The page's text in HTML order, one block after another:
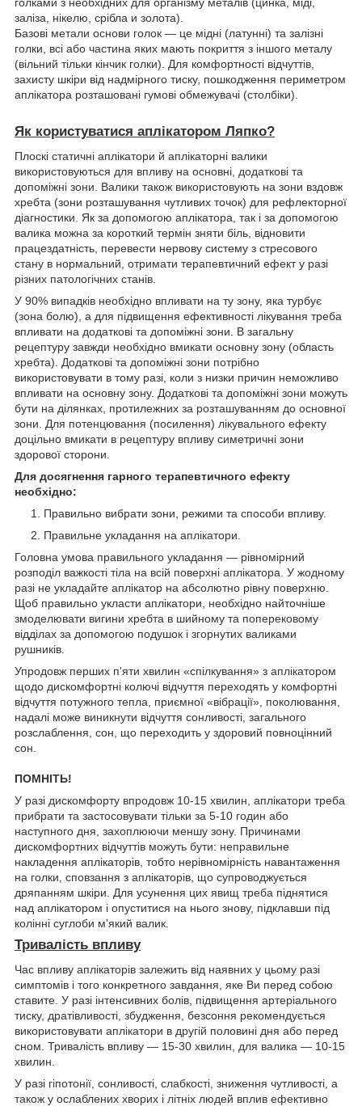
заліза, нікелю, срібла и золота).
Базові метали основи голок — це мідні (латунні) та залізні
голки, всі або частина яких мають покриття з іншого металу
(вільний тільки кінчик голки). Для комфортності відчуттів,
захисту шкіри від надмірного тиску, пошкодження периметром
аплікатора розташовані гумові обмежувачі (столбіки).
Як користуватися аплікатором Ляпко?
Плоскі статичні аплікатори й аплікаторні валики
використовуються для впливу на основні, додаткові та
допоміжні зони. Валики також використовують на зони вздовж
хребта (зони розташування чутливих точок) для рефлекторної
діагностики. Як за допомогою аплікатора, так і за допомогою
валика можна за короткий термін зняти біль, відновити
працездатність, перевести нервову систему з стресового
стану в нормальний, отримати терапевтичний ефект у разі
різних патологічних станів.
У 90% випадків необхідно впливати на ту зону, яка турбує
(зона болю), а для підвищення ефективності лікування треба
впливати на додаткові та допоміжні зони. В загальну
рецептуру завжди необхідно вмикати основну зону (область
хребта). Додаткові та допоміжні зони потрібно
використовувати в тому разі, коли з низки причин неможливо
впливати на основну зону. Додаткові та допоміжні зони можуть
бути на ділянках, протилежних за розташуванням до основної
зони. Для потенцювання (посилення) лікувального ефекту
доцільно вмикати в рецептуру впливу симетричні зони
здорової сторони.
Для досягнення гарного терапевтичного ефекту
необхідно:
Правильно вибрати зони, режими та способи впливу.
Правильне укладання на аплікатори.
Головна умова правильного укладання — рівномірний
розподіл важкості тіла на всій поверхні аплікатора. У жодному
разі не укладайте аплікатор на абсолютно рівну поверхню.
Щоб правильно укласти аплікатори, необхідно найточніше
змоделювати вигини хребта в шийному та поперековому
відділах за допомогою подушок і згорнутих валиками
рушників.
Упродовж перших п'яти хвилин «спілкування» з аплікатором
щодо дискомфортні колючі відчуття переходять у комфортні
відчуття потужного тепла, приємної «вібрації», поколювання,
надалі може виникнути відчуття сонливості, загального
розслаблення, сон, що переходить у здоровий повноцінний
сон.
ПОМНІТЬ!
У разі дискомфорту впродовж 10-15 хвилин, аплікатори треба
прибрати та застосовувати тільки за 5-10 годин або
наступного дня, захоплюючи меншу зону. Причинами
дискомфортних відчуттів можуть бути: неправильне
накладення аплікаторів, тобто нерівномірність навантаження
на голки, сповзання з аплікаторів, що супроводжується
дряпанням шкіри. Для усунення цих явищ треба піднятися
над аплікатором і опуститися на нього знову, підклавши під
колінні суглоби м'який валик.
Тривалість впливу
Час впливу аплікаторів залежить від наявних у цьому разі
симптомів і того конкретного завдання, яке Ви перед собою
ставите. У разі інтенсивних болів, підвищення артеріального
тиску, дратівливості, збудження, безсоння рекомендується
використовувати аплікатори в другій половині дня або перед
сном. Тривалість впливу — 15-30 хвилин, для валика — 10-15
хвилин.
У разі гіпотонії, сонливості, слабкості, зниження чутливості, а
також у ослаблених хворих і літніх людей вплив ефективно